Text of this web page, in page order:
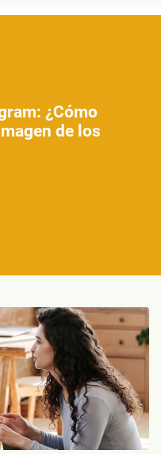
¿Cómo
de los